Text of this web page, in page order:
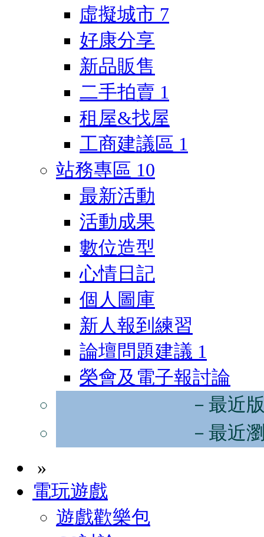
虛擬城市 7
好康分享
新品販售
二手拍賣 1
租屋&找屋
工商建議區 1
站務專區 10
最新活動
活動成果
數位造型
心情日記
個人圖庫
新人報到練習
論壇問題建議 1
榮會及電子報討論
－最近
－最近
»
電玩遊戲
遊戲歡樂包